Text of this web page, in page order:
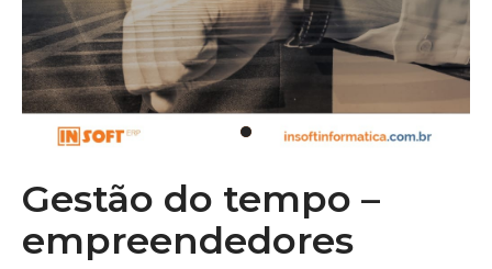
Gestão do tempo –
empreendedores